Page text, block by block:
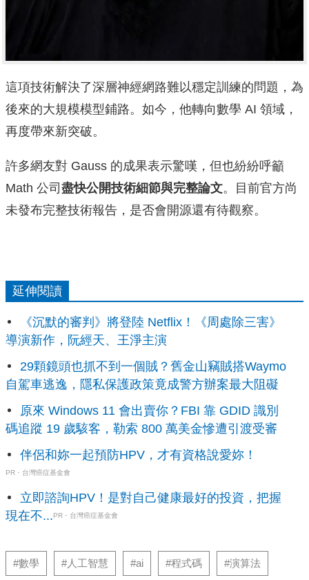
這項技術解決了深層神經網路難以穩定訓練的問題，為
後來的大規模模型鋪路。如今，他轉向數學 AI 領域，
再度帶來新突破。
許多網友對 Gauss 的成果表示驚嘆，但也紛紛呼籲
Math 公司 盡快公開技術細節與完整論文。目前官方尚
未發布完整技術報告，是否會開源還有待觀察。
延伸閱讀
《沉默的審判》將登陸 Netflix！《周處除三害》
導演新作，阮經天、王淨主演
29顆鏡頭也抓不到一個賊？舊金山竊賊搭Waymo
自駕車逃逸，隱私保護政策竟成警方辦案最大阻礙
原來 Windows 11 會出賣你？FBI 靠 GDID 識別
碼追蹤 19 歲駭客，勒索 800 萬美金慘遭引渡受審
伴侶和妳一起預防HPV，才有資格說愛妳！
PR・台灣癌症基金會
立即諮詢HPV！是對自己健康最好的投資，把握
現在不...PR・台灣癌症基金會
#數學 #人工智慧 #ai #程式碼 #演算法